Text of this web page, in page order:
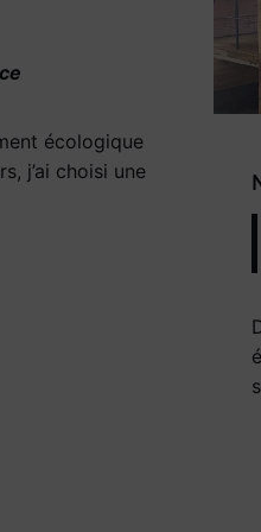
écologique
j’ai choisi une